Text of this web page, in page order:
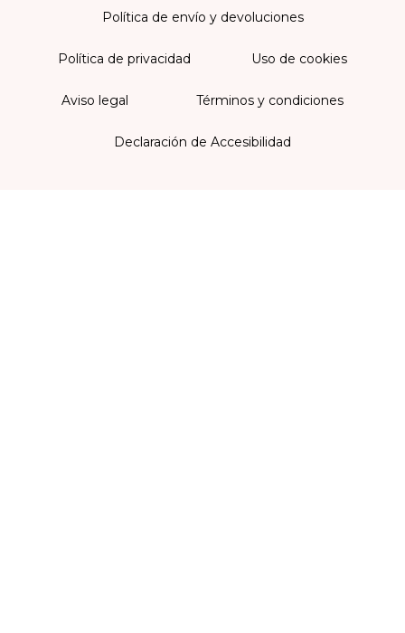
Política de envío y devoluciones
Política de privacidad Uso de cookies
Aviso legal Términos y condiciones
Declaración de Accesibilidad